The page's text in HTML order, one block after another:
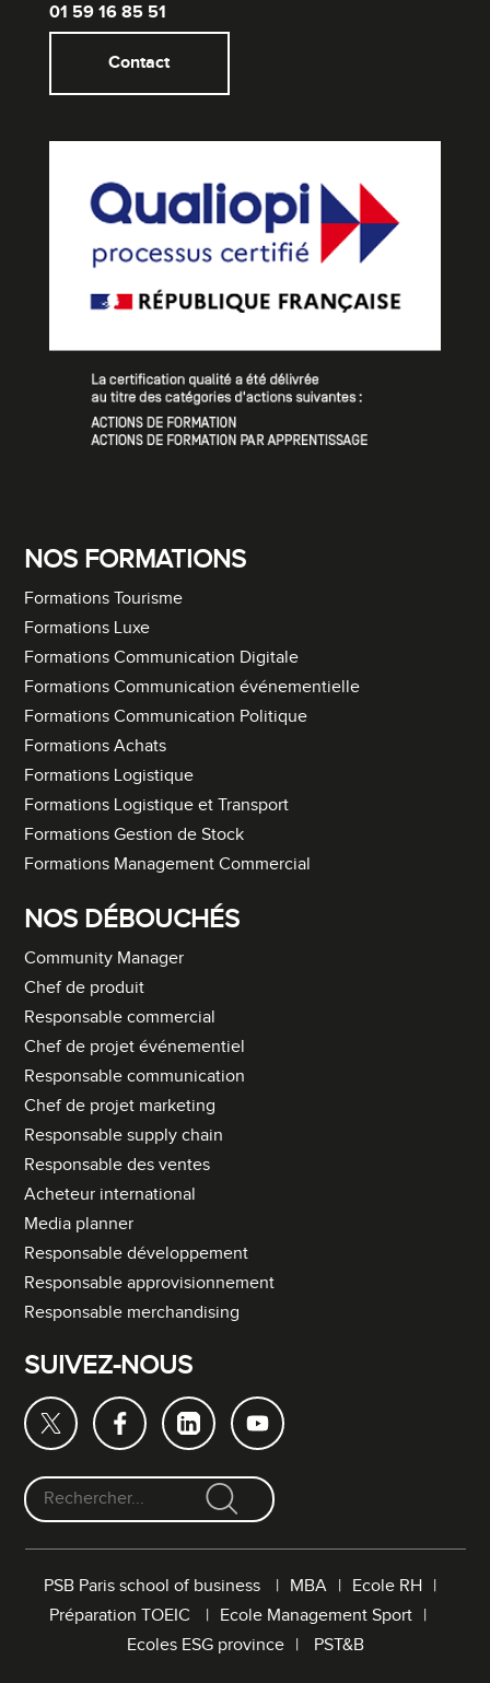
01 59 16 85 51
Contact
NOS FORMATIONS
Formations Tourisme
Formations Luxe
Formations Communication Digitale
Formations Communication événementielle
Formations Communication Politique
Formations Achats
Formations Logistique
Formations Logistique et Transport
Formations Gestion de Stock
Formations Management Commercial
NOS DÉBOUCHÉS
Community Manager
Chef de produit
Responsable commercial
Chef de projet événementiel
Responsable communication
Chef de projet marketing
Responsable supply chain
Responsable des ventes
Acheteur international
Media planner
Responsable développement
Responsable approvisionnement
Responsable merchandising
SUIVEZ-NOUS
F
PSB Paris school of business MBA
Ecole RH
Préparation TOEIC
Ecole Management Sport
Ecoles ESG province
PST&B